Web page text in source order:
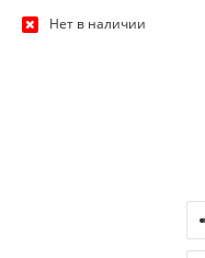
Нет в наличии